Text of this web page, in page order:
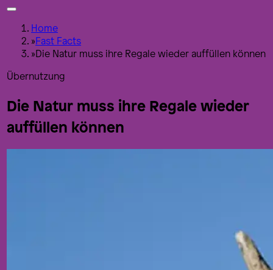
Home
»Fast Facts
»Die Natur muss ihre Regale wieder auffüllen können
Übernutzung
Die Natur muss ihre Regale wieder
auffüllen können